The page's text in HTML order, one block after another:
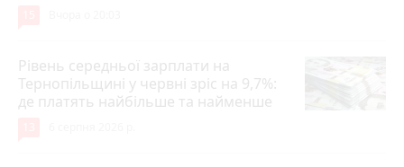
Рівень середньої зарплати на
Тернопільщині у червні зріс на 9,7%:
де платять найбільше та найменше